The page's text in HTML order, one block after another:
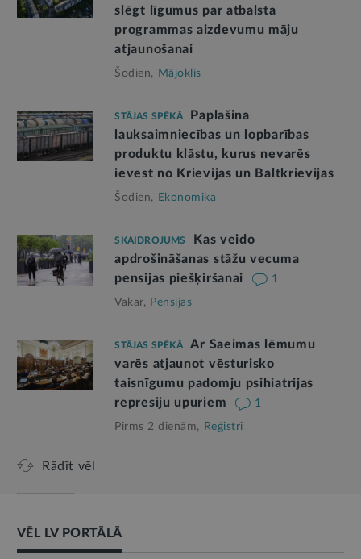
slēgt līgumus par atbalsta
programmas aizdevumu māju
atjaunošanai
Šodien, Mājoklis
STĀJAS SPĒKĀ
Paplašina
lauksaimniecības un lopbarības
produktu klāstu, kurus nevarēs
ievest no Krievijas un Baltkrievijas
Šodien, Ekonomika
SKAIDROJUMS
Kas veido
apdrošināšanas stāžu vecuma
pensijas piešķiršanai
1
Vakar, Pensijas
STĀJAS SPĒKĀ
Ar Saeimas lēmumu
varēs atjaunot vēsturisko
taisnīgumu padomju psihiatrijas
represiju upuriem
1
Pirms 2 dienām, Reģistri
Rādīt vēl
VĒL LV PORTĀLĀ
AMATPERSONAS RUNA